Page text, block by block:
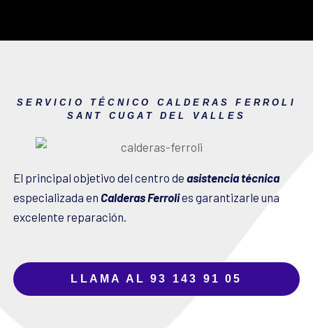
SERVICIO TÉCNICO CALDERAS FERROLI
SANT CUGAT DEL VALLES
El principal objetivo del centro de asistencia técnica
especializada en Calderas Ferrolies garantizarle una
excelente reparación.
LLAMA AL 93 143 91 05